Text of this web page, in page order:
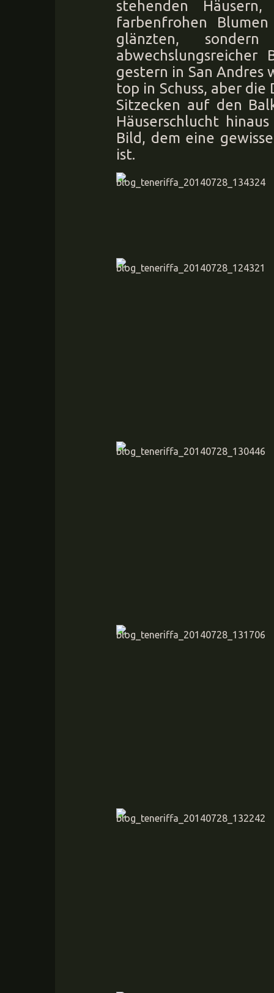
stehenden
farbenfrohen
glänzten,
abwechslungsreicher
gestern in San Andres
top in Schuss, aber
Sitzecken auf den
Häuserschlucht
Bild, dem eine
ist.